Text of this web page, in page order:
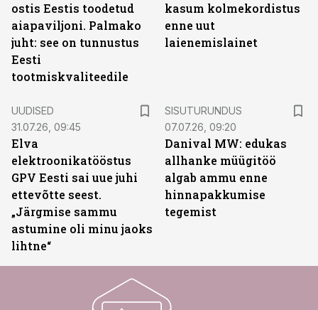
ostis Eestis toodetud
aiapaviljoni. Palmako
juht: see on tunnustus
Eesti
tootmiskvaliteedile
kasum kolmekordistus
enne uut
laienemislainet
UUDISED
31.07.26, 09:45
Elva
elektroonikatööstus
GPV Eesti sai uue juhi
ettevõtte seest.
„Järgmise sammu
astumine oli minu jaoks
lihtne“
SISUTURUNDUS
07.07.26, 09:20
Danival MW: edukas
allhanke müügitöö
algab ammu enne
hinnapakkumise
tegemist